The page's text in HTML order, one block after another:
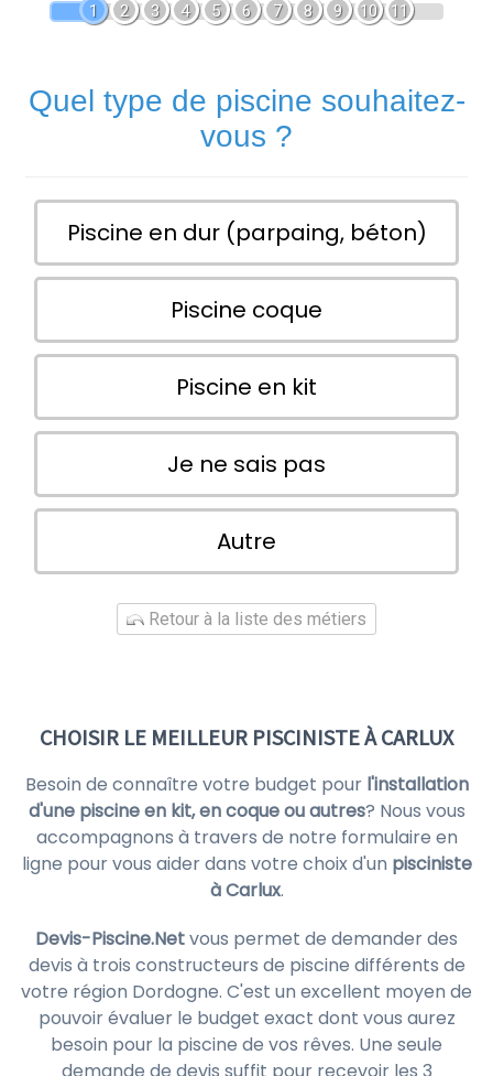
1 2 3 4 5 6 7 8 9 10 11
Quel type de piscine souhaitez-
vous ?
Piscine en dur (parpaing, béton)
Piscine coque
Piscine en kit
Je ne sais pas
Autre
Retour à la liste des métiers
CHOISIR LE MEILLEUR PISCINISTE À CARLUX
Besoin de connaître votre budget pour l'installation
d'une piscine en kit, en coque ou autres? Nous vous
accompagnons à travers de notre formulaire en
ligne pour vous aider dans votre choix d'un pisciniste
à Carlux.
Devis-Piscine.Netvous permet de demander des
devis à trois constructeurs de piscine différents de
votre région Dordogne. C'est un excellent moyen de
pouvoir évaluer le budget exact dont vous aurez
besoin pour la piscine de vos rêves. Une seule